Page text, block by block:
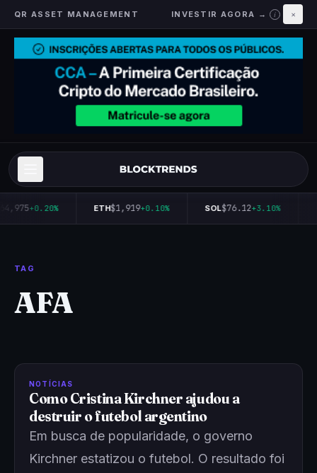
QR ASSET MANAGEMENT INVESTIR AGORA → i ×
+0.20% ETH$1,919+0.10% SOL$76.12+3.10%
TAG
AFA
NOTÍCIAS
Como Cristina Kirchner ajudou a
destruir o futebol argentino
Em busca de popularidade, o governo
Kirchner estatizou o futebol. O resultado foi